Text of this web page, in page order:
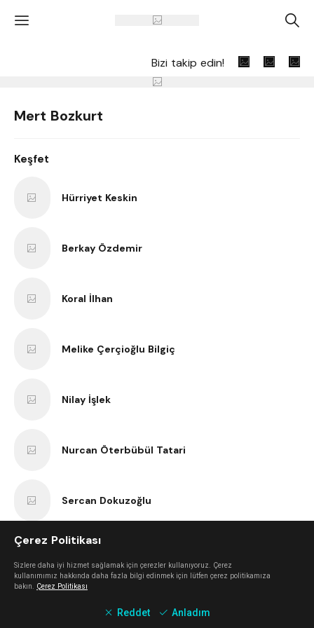
' A
Bizi takip edin!
Mert Bozkurt
Keşfet
Hürriyet Keskin
Berkay Özdemir
Koral İlhan
Melike Çerçioğlu Bilgiç
Nilay İşlek
Nurcan Öterbübül Tatari
Sercan Dokuzoğlu
Çerez Politikası
Sizlere daha iyi hizmet sağlamak için çerezler kullanıyoruz. Çerez
kullanımımız hakkında daha fazla bilgi edinmek için lütfen çerez politikamıza
bakın. Çerez Politikası
Reddet Anladım